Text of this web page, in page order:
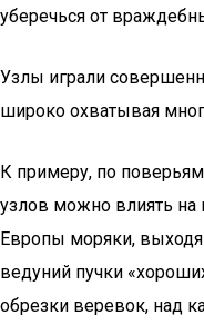
уберечься от
Узлы играли
широко охватывая
К примеру, по
узлов можно влиять на
Европы моряки, выходя
ведуний пучки
обрезки веревок, над